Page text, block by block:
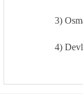
3)
4)